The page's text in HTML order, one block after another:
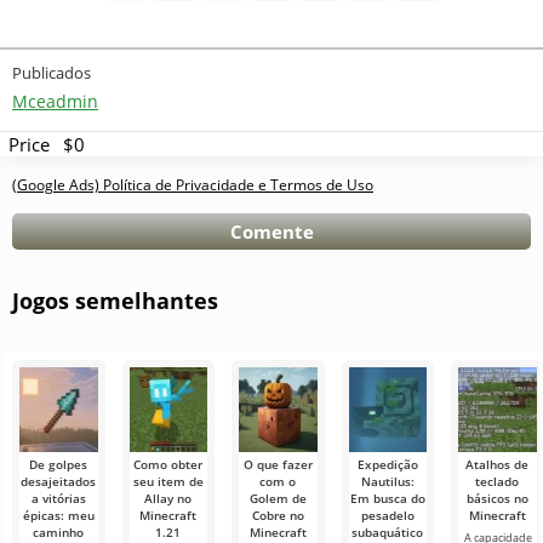
Publicados
Mceadmin
Price $0
(Google Ads) Política de Privacidade e Termos de Uso
Comente
Jogos semelhantes
De golpes
desajeitados
a vitórias
épicas: meu
caminho
Como obter
seu item de
Allay no
Minecraft
1.21
O que fazer
com o
Golem de
Cobre no
Minecraft
Expedição
Nautilus:
Em busca do
pesadelo
subaquático
Atalhos de
teclado
básicos no
Minecraft
A capacidade